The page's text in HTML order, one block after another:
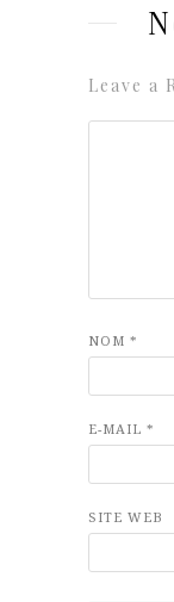
Leave a
NOM *
E-MAIL *
SITE WEB